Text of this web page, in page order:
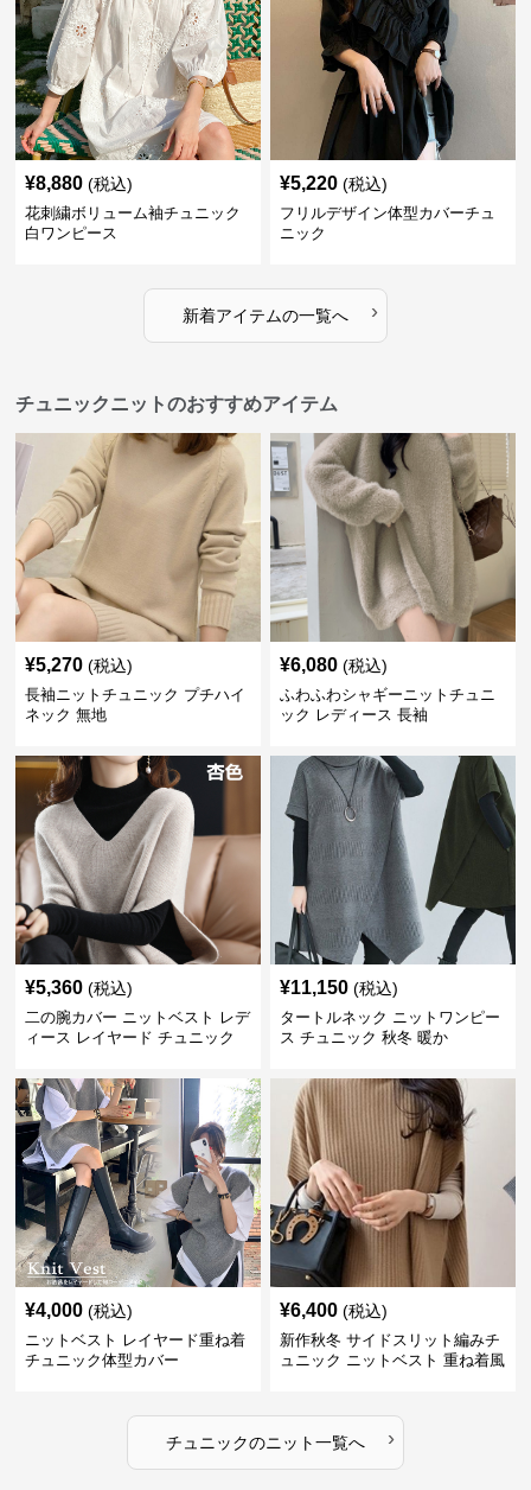
¥8,880 (税込)
花刺繍ボリューム袖チュニック
白ワンピース
¥5,220 (税込)
フリルデザイン体型カバーチュ
ニック
新着アイテムの一覧へ ›
チュニックニットのおすすめアイテム
¥5,270 (税込)
長袖ニットチュニック プチハイ
ネック 無地
¥6,080 (税込)
ふわふわシャギーニットチュニ
ック レディース 長袖
¥5,360 (税込)
二の腕カバー ニットベスト レデ
ィース レイヤード チュニック
¥11,150 (税込)
タートルネック ニットワンピー
ス チュニック 秋冬 暖か
¥4,000 (税込)
ニットベスト レイヤード重ね着
チュニック体型カバー
¥6,400 (税込)
新作秋冬 サイドスリット編みチ
ュニック ニットベスト 重ね着風
チュニックのニット一覧へ ›